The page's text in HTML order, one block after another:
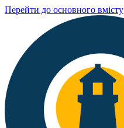
Перейти до основного вмісту